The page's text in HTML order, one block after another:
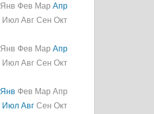
Янв Фев Мар Апр
Июл Авг Сен Окт
Янв Фев Мар Апр
Июл Авг Сен Окт
Янв Фев Мар Апр
Июл Авг Сен Окт